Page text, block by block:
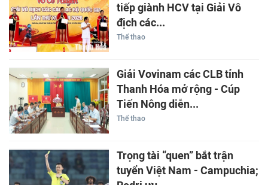
tiếp giành HCV tại Giải Vô
địch các...
Thể thao
Giải Vovinam các CLB tỉnh
Thanh Hóa mở rộng - Cúp
Tiến Nông diễn...
Thể thao
Trọng tài “quen” bắt trận
tuyển Việt Nam - Campuchia;